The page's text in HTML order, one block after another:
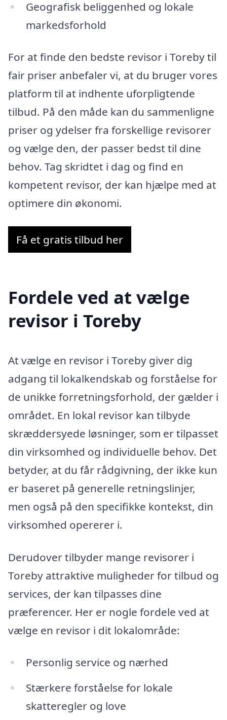
Geografisk beliggenhed og lokale
markedsforhold
For at finde den bedste revisor i Toreby til
fair priser anbefaler vi, at du bruger vores
platform til at indhente uforpligtende
tilbud. På den måde kan du sammenligne
priser og ydelser fra forskellige revisorer
og vælge den, der passer bedst til dine
behov. Tag skridtet i dag og find en
kompetent revisor, der kan hjælpe med at
optimere din økonomi.
Få et gratis tilbud her
Fordele ved at vælge
revisor i Toreby
At vælge en revisor i Toreby giver dig
adgang til lokalkendskab og forståelse for
de unikke forretningsforhold, der gælder i
området. En lokal revisor kan tilbyde
skræddersyede løsninger, som er tilpasset
din virksomhed og individuelle behov. Det
betyder, at du får rådgivning, der ikke kun
er baseret på generelle retningslinjer,
men også på den specifikke kontekst, din
virksomhed opererer i.
Derudover tilbyder mange revisorer i
Toreby attraktive muligheder for tilbud og
services, der kan tilpasses dine
præferencer. Her er nogle fordele ved at
vælge en revisor i dit lokalområde:
Personlig service og nærhed
Stærkere forståelse for lokale
skatteregler og love